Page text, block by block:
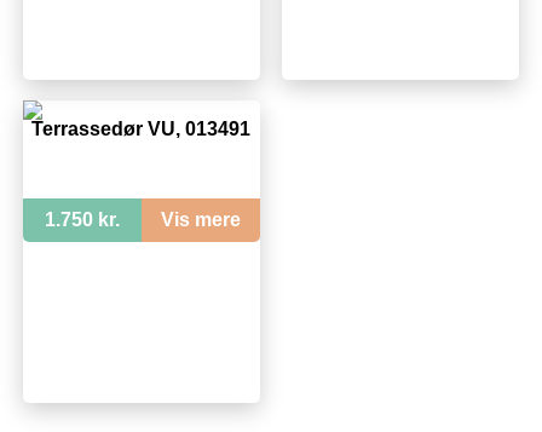
Terrassedør VU, 013491
1.750 kr. Vis mere